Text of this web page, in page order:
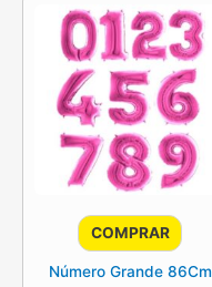
COMPRAR
Número Grande 86Cm